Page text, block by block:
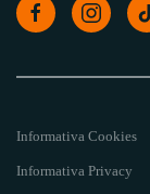
Informativa Cookies
Informativa Privacy